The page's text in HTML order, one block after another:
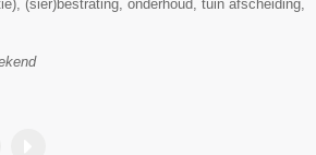
(sier)bestrating, onderhoud, tuin afscheiding,